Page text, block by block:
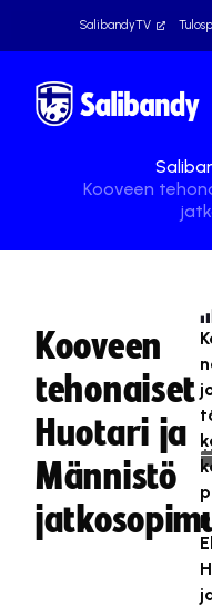
SalibandyTV
Kooveen
Kooveen
tehonaiset
Huotari ja
Männistö